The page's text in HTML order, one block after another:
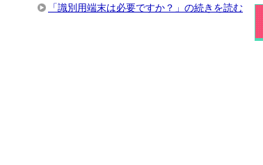
「識別用端末は必要ですか？」の続きを読む